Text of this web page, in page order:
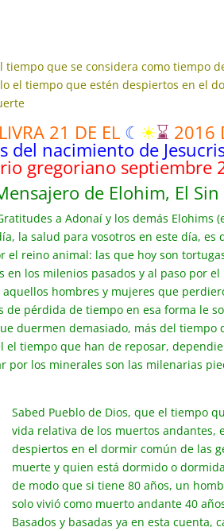
tiempo que se considera como tiempo
el tiempo que estén despiertos en el
LIVRA 21 DE EL ☾ ☀⌛ 2016
del nacimiento de
gregoriano septiembre
de Elohim, El Sin
a Adonaí y los demás
la salud para vosotros en este día, es
el reino animal: las que hoy son
los milenios pasados y al paso por
hombres y mujeres que
de pérdida de tiempo en esa forma le
duermen demasiado, más del
el tiempo que han de reposar,
por los minerales son las milenarias
Sabed Pueblo de Dios, que el tiempo
vida relativa de los muertos andantes,
despiertos en el dormir común de las
muerte y quien está dormido o
de modo que si tiene 80 años, un
solo vivió como muerto andante 40
Basados y basadas ya en esta